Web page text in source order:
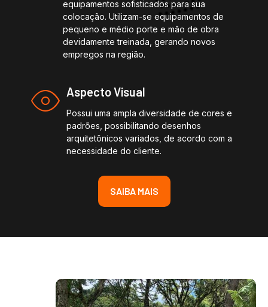
equipamentos sofisticados para sua
colocação. Utilizam-se equipamentos de
pequeno e médio porte e mão de obra
devidamente treinada, gerando novos
empregos na região.
Aspecto Visual
Possui uma ampla diversidade de cores e
padrões, possibilitando desenhos
arquitetônicos variados, de acordo com a
necessidade do cliente.
SAIBA MAIS